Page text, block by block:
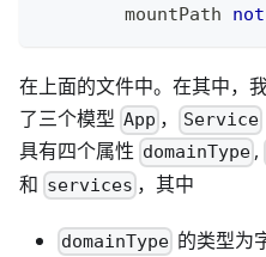
        mountPath
not
在上面的文件中。在其中，
了三个模型 App ， Service
具有四个属性 domainType ,
和 services ，其中
domainType 的类型为